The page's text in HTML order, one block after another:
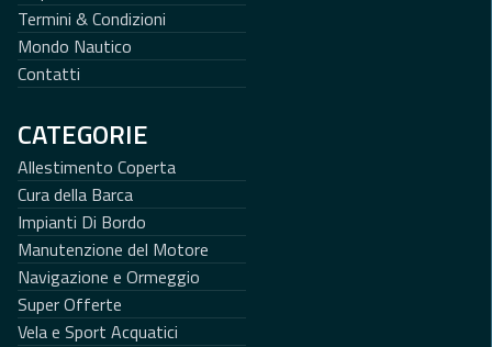
Termini & Condizioni
Mondo Nautico
Contatti
CATEGORIE
Allestimento Coperta
Cura della Barca
Impianti Di Bordo
Manutenzione del Motore
Navigazione e Ormeggio
Super Offerte
Vela e Sport Acquatici